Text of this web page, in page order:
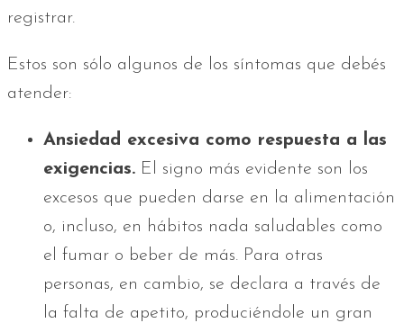
registrar.
Estos son sólo algunos de los síntomas que debés
atender:
Ansiedad excesiva como respuesta a las
exigencias. El signo más evidente son los
excesos que pueden darse en la alimentación
o, incluso, en hábitos nada saludables como
el fumar o beber de más. Para otras
personas, en cambio, se declara a través de
la falta de apetito, produciéndole un gran